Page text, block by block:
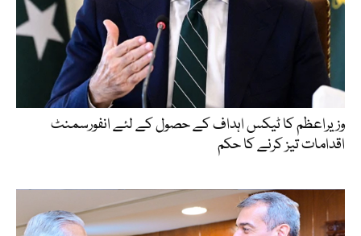
وزیراعظم کا ٹیکس اہداف کے حصول کے لئے انفورسمنٹ
اقدامات تیز کرنے کا حکم